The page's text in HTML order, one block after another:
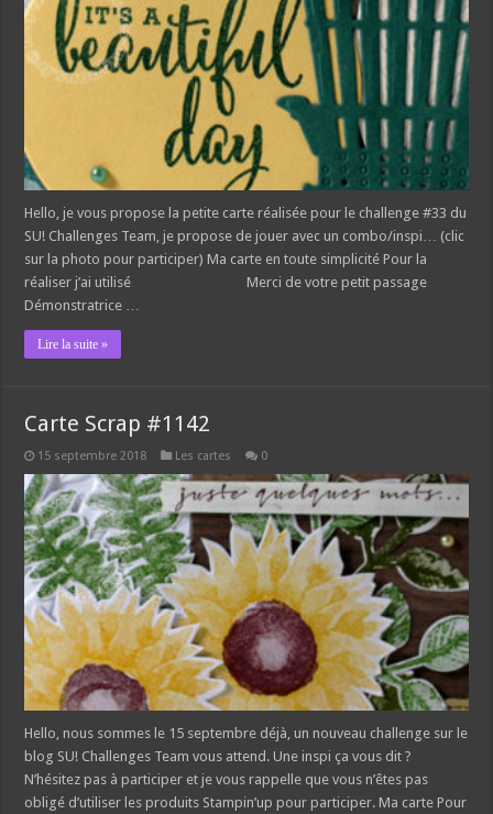
Hello, je vous propose la petite carte réalisée pour le challenge #33 du
SU! Challenges Team, je propose de jouer avec un combo/inspi… (clic
sur la photo pour participer) Ma carte en toute simplicité Pour la
réaliser j’ai utilisé Merci de votre petit passage
Démonstratrice …
Lire la suite »
Carte Scrap #1142
15 septembre 2018 Les cartes 0
Hello, nous sommes le 15 septembre déjà, un nouveau challenge sur le
blog SU! Challenges Team vous attend. Une inspi ça vous dit ?
N’hésitez pas à participer et je vous rappelle que vous n’êtes pas
obligé d’utiliser les produits Stampin’up pour participer. Ma carte Pour